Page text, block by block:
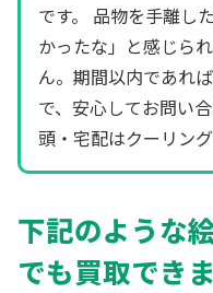
です。 品物を手離し
かったな」と感じら
ん。期間以内であれ
で、安心してお問い
頭・宅配はクーリン
下記のような
でも買取でき